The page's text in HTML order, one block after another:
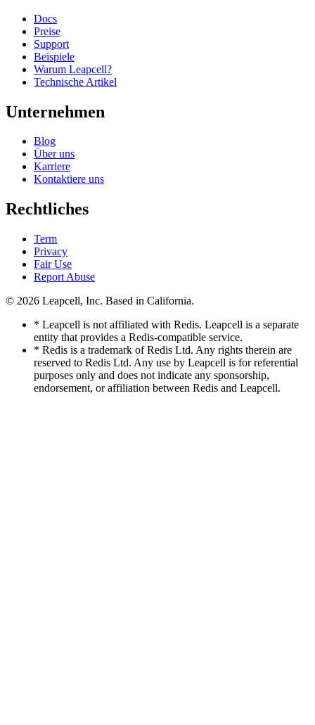
Docs
Preise
Support
Beispiele
Warum Leapcell?
Technische Artikel
Unternehmen
Blog
Über uns
Karriere
Kontaktiere uns
Rechtliches
Term
Privacy
Fair Use
Report Abuse
© 2026 Leapcell, Inc. Based in California.
* Leapcell is not affiliated with Redis. Leapcell is a separate
entity that provides a Redis-compatible service.
* Redis is a trademark of Redis Ltd. Any rights therein are
reserved to Redis Ltd. Any use by Leapcell is for referential
purposes only and does not indicate any sponsorship,
endorsement, or affiliation between Redis and Leapcell.